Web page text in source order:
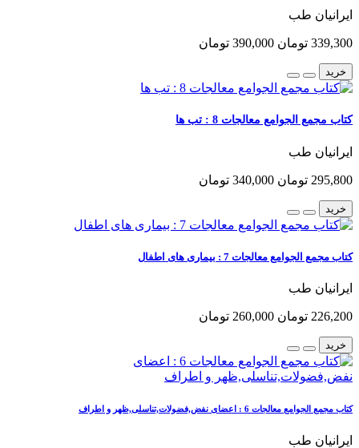
ایرانیان طب
339,300 تومان 390,000 تومان
خرید
کتاب مجمع الجوامع معالجات 8 : تب ها
ایرانیان طب
295,800 تومان 340,000 تومان
خرید
کتاب مجمع الجوامع معالجات 7 : بیماری های اطفال
ایرانیان طب
226,200 تومان 260,000 تومان
خرید
کتاب مجمع الجوامع معالجات 6 : اعضای نفض,فضولات,تناسلی,ظهر و اطراف
ایرانیان طب